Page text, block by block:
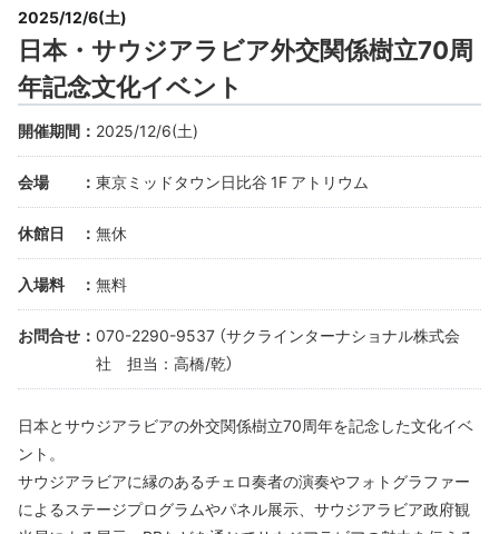
2025/12/6(土)
日本・サウジアラビア外交関係樹立70周
年記念文化イベント
開催期間 2025/12/6(土)
会場 東京ミッドタウン日比谷 1F アトリウム
休館日 無休
入場料 無料
お問合せ
070-2290-9537 （サクラインターナショナル株式会
社 担当：高橋/乾）
日本とサウジアラビアの外交関係樹立70周年を記念した文化イベ
ント。
サウジアラビアに縁のあるチェロ奏者の演奏やフォトグラファー
によるステージプログラムやパネル展示、サウジアラビア政府観